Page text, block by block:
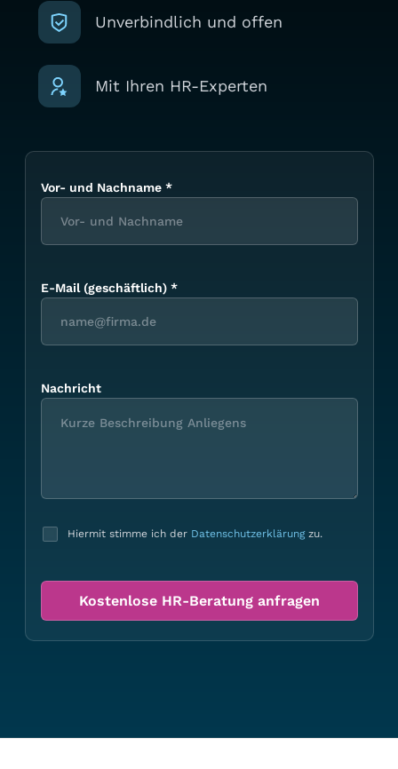
Unverbindlich und offen
Mit Ihren HR-Experten
Vor- und Nachname *
E-Mail (geschäftlich) *
Nachricht
Hiermit stimme ich der Datenschutzerklärungzu.